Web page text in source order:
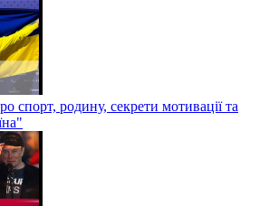
спорт, родину, секрети мотивації та